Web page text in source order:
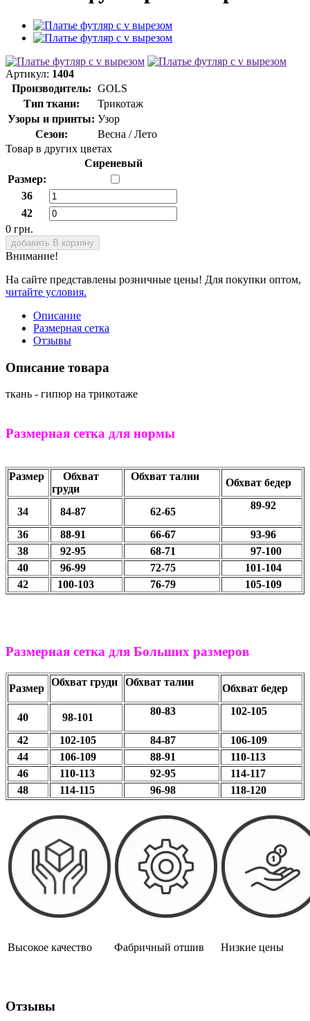
Артикул: 1404
Производитель: GOLS
Тип ткани:
Трикотаж
Узоры и принты: Узор
Сезон:
Весна / Лето
Товар в других цветах
Сиреневый
Размер:
36
42
0 грн.
добавить В корзину
Внимание!
На сайте представлены розничные цены! Для покупки оптом,
читайте условия.
Описание
Размерная сетка
Отзывы
Описание товара
ткань - гипюр на трикотаже
Размерная сетка для нормы
Размер
Обхват
груди
Обхват талии
Обхват бедер
34 84-87 62-65
89-92
36 88-91 66-67
93-96
38
92-95 68-71
97-100
40
96-99 72-75
101-104
42
100-103 76-79 105-109
Размерная сетка для Больших размеров
Размер
Обхват груди Обхват талии
Обхват бедер
40 98-101
80-83 102-105
42 102-105 84-87
106-109
44
106-109 88-91
110-113
46
110-113 92-95
114-117
48
114-115 96-98 118-120
Высокое качество Фабричный отшив Низкие цены
Отзывы